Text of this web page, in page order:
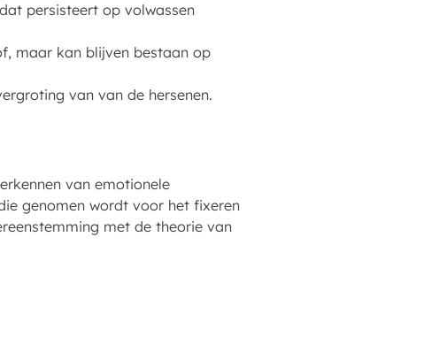
persisteert op volwassen
maar kan blijven bestaan op
van van de hersenen.
van emotionele
genomen wordt voor het fixeren
met de theorie van